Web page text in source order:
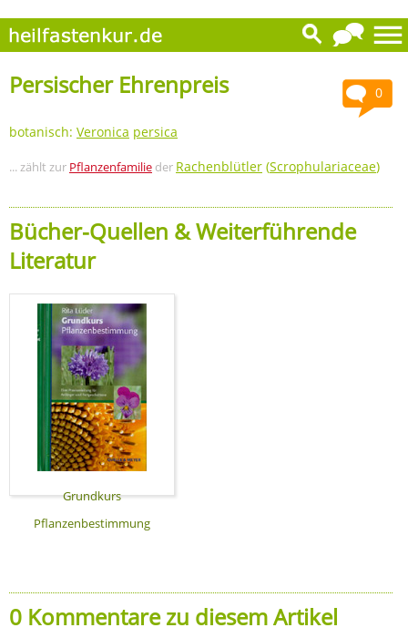
0
Persischer Ehrenpreis
botanisch: Veronica persica
... zählt zur Pflanzenfamilie der Rachenblütler (Scrophulariaceae)
Bücher-Quellen & Weiterführende
Literatur
Grundkurs
Pflanzenbestimmung
0 Kommentare zu diesem Artikel